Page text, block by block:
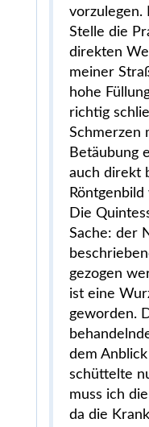
vorzulegen.
Stelle die
direkten
meiner
hohe
richtig
Schmerzen
Betäubung
auch direkt
Die
Sache: der
gezogen
ist eine
geworden.
dem
schüttelte
muss ich
da die